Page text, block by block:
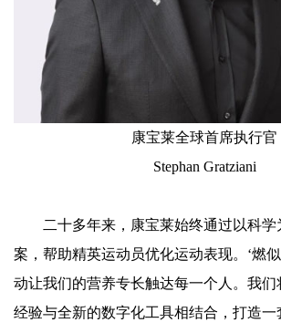
康宝莱全球首席执行官
Stephan Gratziani
二十多年来，康宝莱始终通过以科学
案，帮助精英运动员优化运动表现。‘燃
动让我们的营养专长触达每一个人。我们
经验与全新的数字化工具相结合，打造一